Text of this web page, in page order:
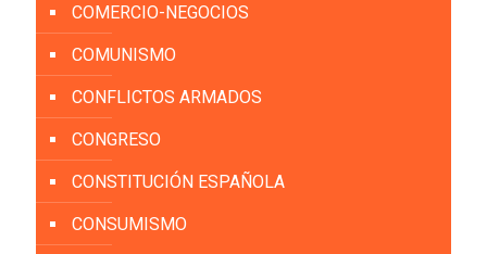
COMERCIO-NEGOCIOS
COMUNISMO
CONFLICTOS ARMADOS
CONGRESO
CONSTITUCIÓN ESPAÑOLA
CONSUMISMO